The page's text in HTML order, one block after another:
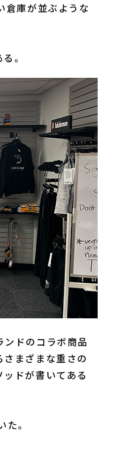
倉庫が並ぶような
。
ドのコラボ商品
まざまな重さの
ドが書いてある
。